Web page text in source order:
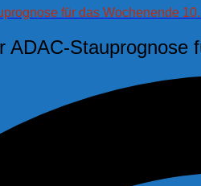
für das Wochenende
ADAC-